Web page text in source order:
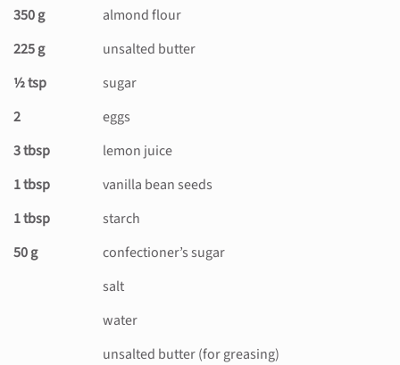
350 g
almond flour
225 g
unsalted butter
½ tsp
sugar
2
eggs
3 tbsp
lemon juice
1 tbsp
vanilla bean seeds
1 tbsp
starch
50 g
confectioner’s sugar
salt
water
unsalted butter (for greasing)